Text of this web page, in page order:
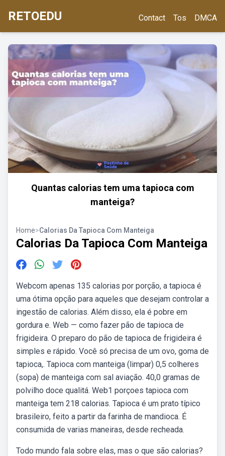
RETOEDU Contact Tos DMCA
Quantas calorias tem uma tapioca com
manteiga?
Home>Calorias Da Tapioca Com Manteiga
Calorias Da Tapioca Com Manteiga
Webcom apenas 135 calorias por porção, a tapioca é
uma ótima opção para aqueles que desejam controlar a
ingestão de calorias. Além disso, ela é pobre em
gordura e. Web — como fazer pão de tapioca de
frigideira. O preparo do pão de tapioca de frigideira é
simples e rápido. Você só precisa de um ovo, goma de
tapioca,. Tapioca com manteiga (limpar) 0,5 colheres
(sopa) de manteiga com sal aviação. 40,0 gramas de
polvilho doce qualitá. Web1 porçoes tapioca com
manteiga tem 218 calorias. Tapioca é um prato típico
brasileiro, feito a partir da farinha de mandioca. É
consumida de varias maneiras, desde recheada.
Todo mundo fala sobre elas, mas o que são calorias?